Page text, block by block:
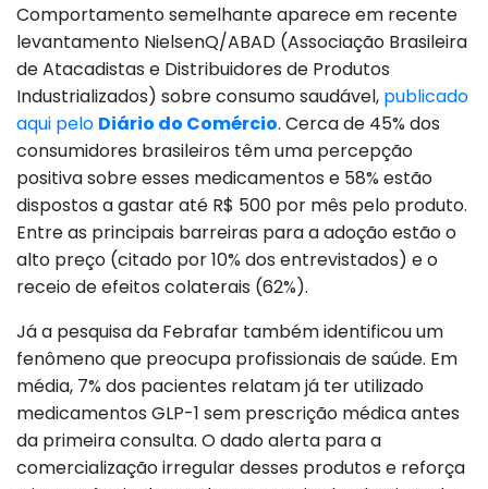
Comportamento semelhante aparece em recente
levantamento NielsenQ/ABAD (Associação Brasileira
de Atacadistas e Distribuidores de Produtos
Industrializados) sobre consumo saudável, publicado
aqui pelo Diário do Comércio. Cerca de 45% dos
consumidores brasileiros têm uma percepção
positiva sobre esses medicamentos e 58% estão
dispostos a gastar até R$ 500 por mês pelo produto.
Entre as principais barreiras para a adoção estão o
alto preço (citado por 10% dos entrevistados) e o
receio de efeitos colaterais (62%).
Já a pesquisa da Febrafar também identificou um
fenômeno que preocupa profissionais de saúde. Em
média, 7% dos pacientes relatam já ter utilizado
medicamentos GLP-1 sem prescrição médica antes
da primeira consulta. O dado alerta para a
comercialização irregular desses produtos e reforça